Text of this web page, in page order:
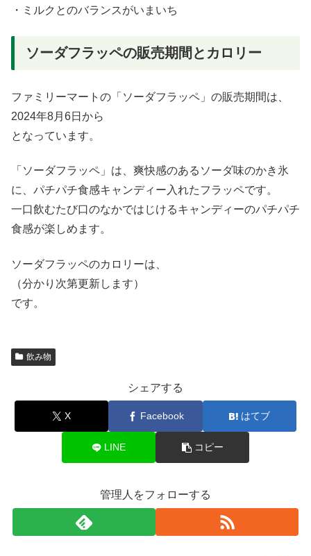
・ミルクとのバランスがいまいち
ソーダフラッペの販売期間とカロリー
ファミリーマートの「ソーダフラッペ」の販売期間は、
2024年8月6日から
となっています。
「ソーダフラッペ」は、爽快感のあるソーダ味のかき氷
に、パチパチ食感キャンディー入れたフラッペです。
一口飲むたび口のなかではじけるキャンディーのパチパチ
食感が楽しめます。
ソーダフラッペのカロリーは、
（分かり次第更新します）
です。
飲み物
シェアする
X Facebook はてブ
LINE コピー
管理人をフォローする